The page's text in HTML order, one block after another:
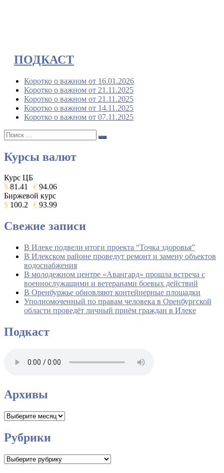
ПОДКАСТ
Коротко о важном от 16.01.2026
Коротко о важном от 21.11.2025
Коротко о важном от 21.11.2025
Коротко о важном от 14.11.2025
Коротко о важном от 07.11.2025
Поиск:
Поиск
Курсы валют
Курс ЦБ
$ 81.41 € 94.06
Биржевой курс
$ 100.2 € 93.99
Свежие записи
В Илеке подвели итоги проекта “Точка здоровья”
В Илекском районе проведут ремонт и замену объектов
водоснабжения
В молодежном центре «Авангард» прошла встреча с
военнослужащими и ветеранами боевых действий
В Оренбуржье обновляют контейнерные площадки
Уполномоченный по правам человека в Оренбургской
области проведёт личный приём граждан в Илеке
Подкаст
Архивы
Архивы
Рубрики
Рубрики